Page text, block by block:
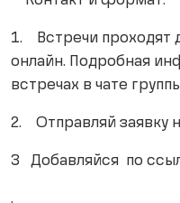
1. Встречи проходят
онлайн. Подробная
встречах в чате
2. Отправляй заявку
3 Добавляйся по
.